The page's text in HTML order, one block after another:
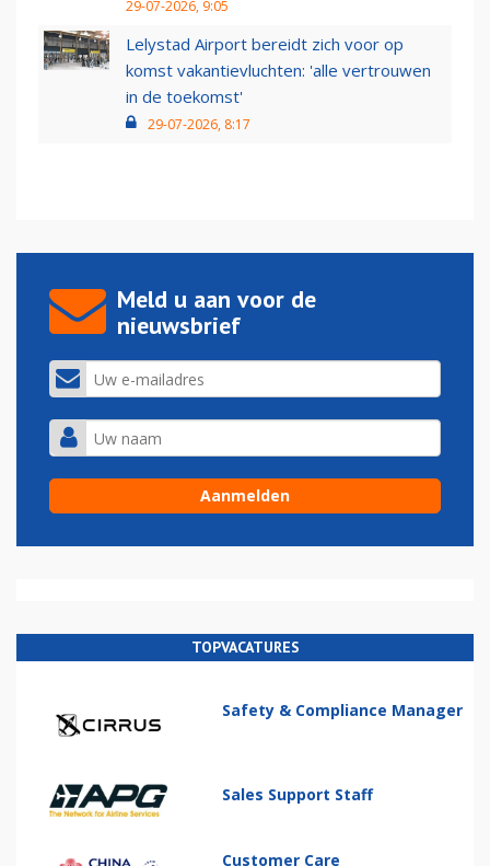
29-07-2026, 9:05
Lelystad Airport bereidt zich voor op
komst vakantievluchten: 'alle vertrouwen
in de toekomst'
29-07-2026, 8:17
Meld u aan voor de
nieuwsbrief
TOPVACATURES
Safety & Compliance Manager
Sales Support Staff
Customer Care